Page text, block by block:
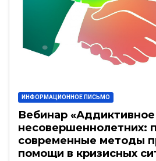
ИНФОРМАЦИОННОЕ ПИСЬМО
Вебинар
несовершеннолетних:
современные методы
помощи в кризисных